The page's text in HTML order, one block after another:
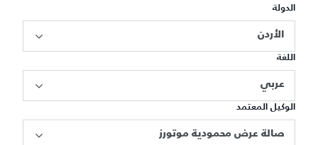
الدولة
الأردن
اللغة
عربي
الوكيل المعتمد
صالة عرض محمودية موتورز